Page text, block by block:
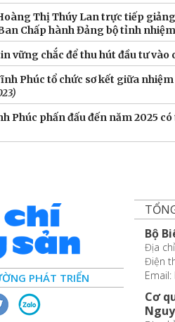
Thị Thúy Lan trực tiếp
Chấp hành Đảng bộ tỉnh
vững chắc để thu hút đầu tư
Phúc tổ chức sơ kết giữa
Phúc phấn đấu đến năm 2025
PHÁT TRIỂN
Bộ
Địa
Điện
Cơ